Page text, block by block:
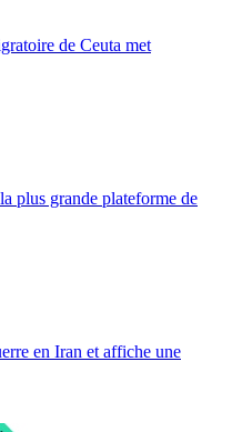
de Ceuta met
plus grande plateforme de
en Iran et affiche une